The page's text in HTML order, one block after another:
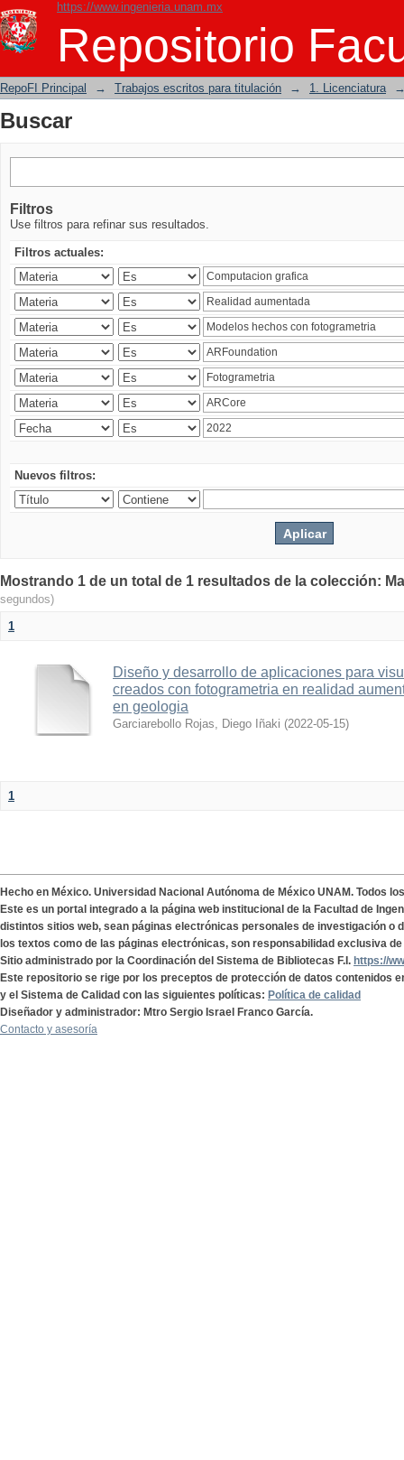
https://www.ingenieria.unam.mx
Repositorio
Buscar
RepoFI Principal → Trabajos escritos para titulación → 1. Licenciatura
Buscar
Filtros
Use filtros para refinar sus resultados.
Filtros actuales:
Nuevos filtros:
Mostrando 1 de un total de 1 resultados de la colección:
segundos)
1
Diseño y desarrollo de aplicaciones para
creados con fotogrametria en realidad
en geologia
Garciarebollo Rojas, Diego Iñaki (2022-05-15)
1
Hecho en México. Universidad Nacional Autónoma de México UNAM. Todos
Este es un portal integrado a la página web institucional de la Facultad de
distintos sitios web, sean páginas electrónicas personales de investigación o
los textos como de las páginas electrónicas, son responsabilidad exclusiva
Sitio administrado por la Coordinación del Sistema de Bibliotecas F.I. https://
Este repositorio se rige por los preceptos de protección de datos contenidos
y el Sistema de Calidad con las siguientes políticas: Política de calidad
Diseñador y administrador: Mtro Sergio Israel Franco García.
Contacto y asesoría